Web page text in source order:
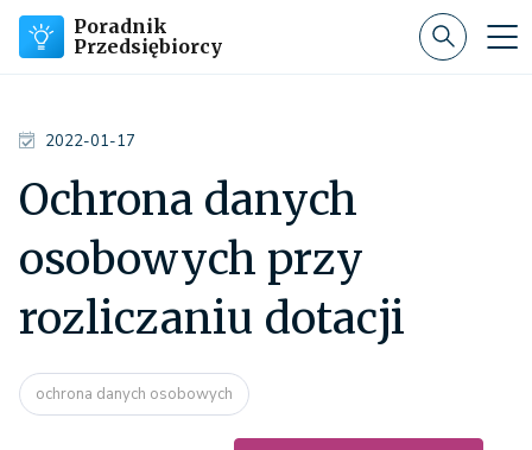
Poradnik
Przedsiębiorcy
2022-01-17
Ochrona danych
osobowych przy
rozliczaniu dotacji
ochrona danych osobowych